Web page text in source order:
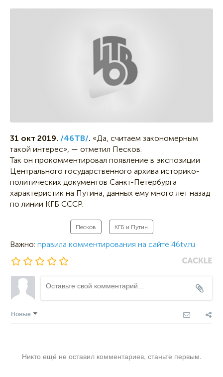
31 окт 2019. /46ТВ/. «Да, считаем закономерным
такой интерес», — отметил Песков.
Так он прокомментировал появление в экспозиции
Центрального государственного архива историко-
политических документов Санкт-Петербурга
характеристик на Путина, данных ему много лет назад
по линии КГБ СССР.
Песков КГБ и Путин
Важно: правила комментирования на сайте 46tv.ru
Новые
Никто ещё не оставил комментариев, станьте первым.